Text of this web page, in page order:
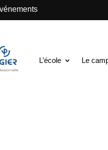
L’école Le
de
vie de l’école